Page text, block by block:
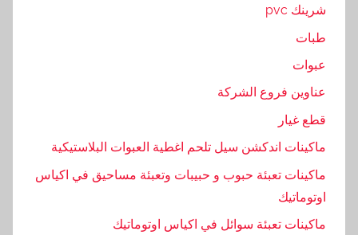
شرينك pvc
طبات
عبوات
عناوين فروع الشركة
قطع غيار
ماكينات اندكشن سيل تلحم اغطية العبوات البلاستيكية
ماكينات تعبئة حبوب و حبيبات وتعبئة مساحيق في اكياس
اوتوماتيك
ماكينات تعبئة سوائل في اكياس اوتوماتيك